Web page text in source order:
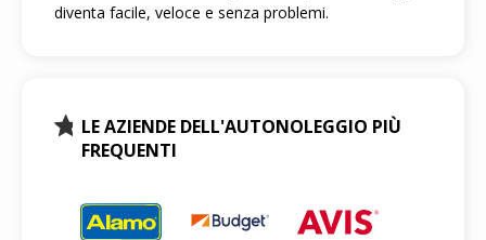
diventa facile, veloce e senza problemi.
LE AZIENDE DELL'AUTONOLEGGIO PIÙ
FREQUENTI